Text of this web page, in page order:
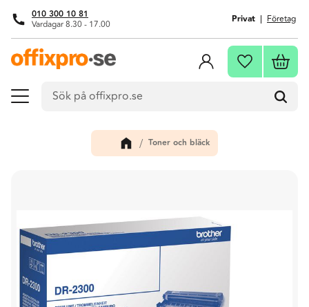
Meny
010 300 10 81
Vardagar 8.30 - 17.00 Privat Företag
Favoriter
Toner och bläck